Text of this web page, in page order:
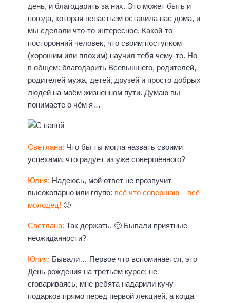
день, и благодарить за них. Это может быть и
погода, которая ненастьем оставила нас дома, и
мы сделали что-то интересное. Какой-то
посторонний человек, что своим поступком
(хорошим или плохим) научил тебя чему-то. Но
в общем: благодарить Всевышнего, родителей,
родителей мужа, детей, друзей и просто добрых
людей на моём жизненном пути. Думаю вы
понимаете о чём я…
Светлана: Что бы ты могла назвать своими
успехами, что радует из уже совершённого?
Юлия: Надеюсь, мой ответ не прозвучит
высокопарно или глупо: всё что совершаю – всё
молодец! 🙂
Светлана: Так держать. 🙂 Бывали приятные
неожиданности?
Юлия: Бывали… Первое что вспоминается, это
День рождения на третьем курсе: не
сговариваясь, мне ребята надарили кучу
подарков прямо перед первой лекцией, а когда